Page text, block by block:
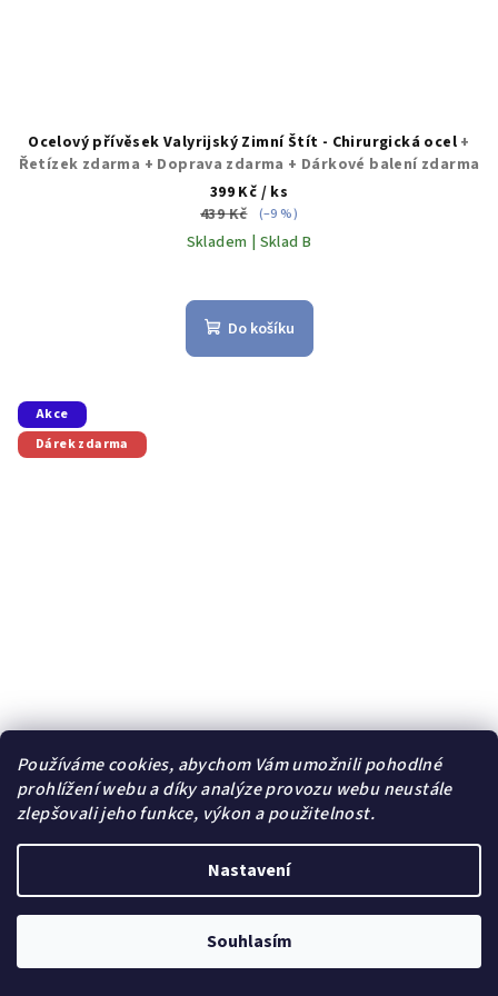
Používáme cookies, abychom Vám umožnili pohodlné
prohlížení webu a díky analýze provozu webu neustále
zlepšovali jeho funkce, výkon a použitelnost.
Nastavení
Souhlasím
Ocelový přívěsek Valyrijský Zimní Štít - Chirurgická ocel +
Řetízek zdarma + Doprava zdarma + Dárkové balení zdarma
399 Kč / ks
439 Kč
(–9 %)
Skladem | Sklad B
Do košíku
Akce
Dárek zdarma
Přívěsek zajíček Feronix - Chirurgická ocel+ Řetízek
zdarma + Doprava zdarma + Dárkové balení zdarma
349 Kč/ ks
399 Kč (–12 %)